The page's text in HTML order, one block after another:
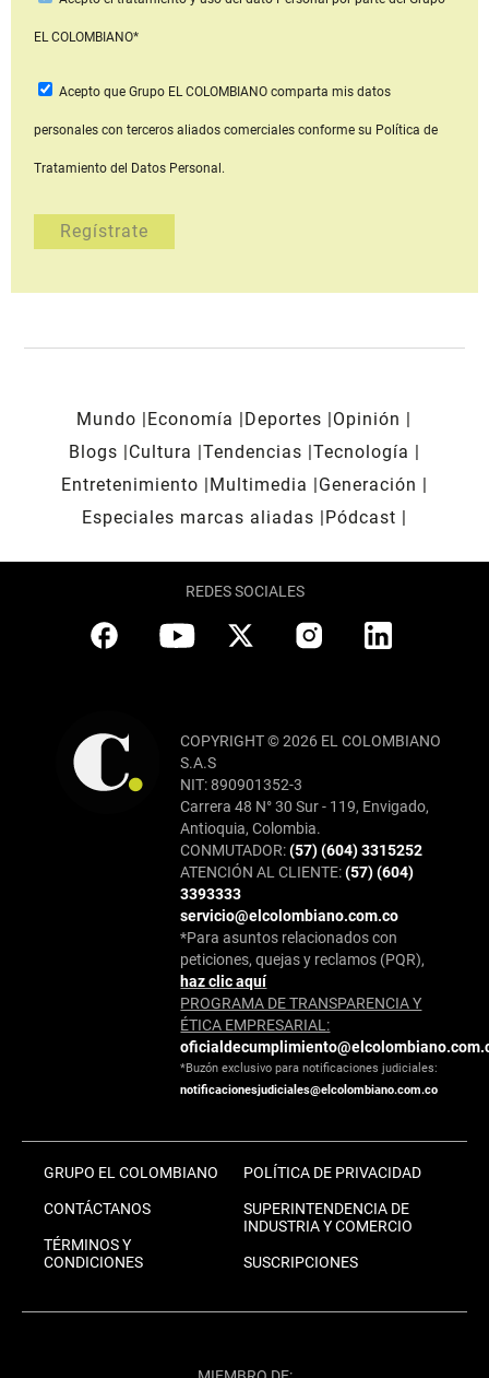
EL COLOMBIANO*
Acepto que Grupo EL COLOMBIANOcomparta mis datos
personales con terceros aliados comerciales conforme su Política de
Tratamiento del Datos Personal.
Mundo Economía Deportes
Opinión
Blogs
Cultura Tendencias Tecnología
Entretenimiento
Multimedia
Generación
Especiales marcas aliadas
Pódcast
REDES SOCIALES
COPYRIGHT © 2026 EL COLOMBIANO
S.A.S
NIT: 890901352-3
Carrera 48 N° 30 Sur - 119, Envigado,
Antioquia, Colombia.
CONMUTADOR:(57) (604) 3315252
ATENCIÓN AL CLIENTE:(57) (604)
3393333
servicio@elcolombiano.com.co
*Para asuntos relacionados con
peticiones, quejas y reclamos (PQR),
haz clic aquí
PROGRAMA DE TRANSPARENCIA Y
ÉTICA EMPRESARIAL:
*Buzón exclusivo para notificaciones judiciales:
notificacionesjudiciales@elcolombiano.com.co
GRUPO EL COLOMBIANO
CONTÁCTANOS
TÉRMINOS Y
CONDICIONES
POLÍTICA DE PRIVACIDAD
SUPERINTENDENCIA DE
INDUSTRIA Y COMERCIO
SUSCRIPCIONES